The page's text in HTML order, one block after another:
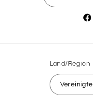
Land/Region